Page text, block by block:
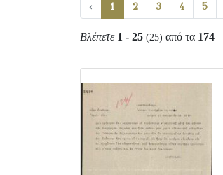
‹ 1 2 3 4 5
Βλέπετε 1 - 25 (25) από τα 174